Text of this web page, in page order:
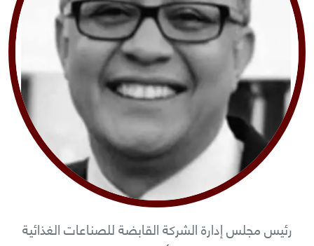
رئيس مجلس إدارة الشركة القابضة للصناعات الغذائية